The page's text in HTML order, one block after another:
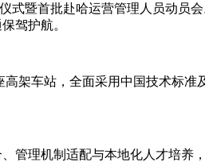
式暨首批赴哈运营管理人员动员
驾护航。
架车站，全面采用中国技术标
理机制适配与本地化人才培养